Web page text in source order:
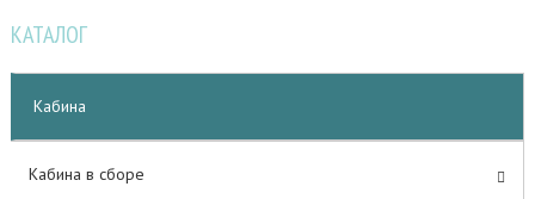
КАТАЛОГ
Кабина
Кабина в сборе